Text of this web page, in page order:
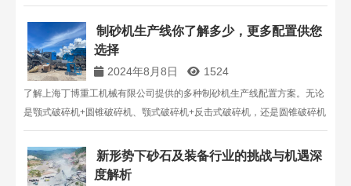
效率。上海丁博重工提供有效的提高破碎效率的方法和
技术支持。
制砂机生产线你了解多少，更多配置供您
选择
2024年8月8日 1524
了解上海丁博重工机械有限公司提供的多种制砂机生产线配置方案。无论
是颚式破碎机+圆锥破碎机、颚式破碎机+反击式破碎机，还是圆锥破碎机
+制砂机等，我们都能满足不同客户的需求。咨询电话：13816711123。
新形势下砂石及装备行业的挑战与机遇深
度解析